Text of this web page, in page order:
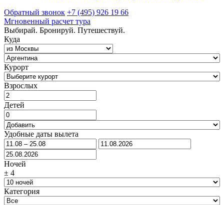
Обратный звонок +7 (495) 926 19 66
Мгновенный расчет тура
Выбирай. Бронируй. Путешествуй.
Куда
Курорт
Взрослых
Детей
Удобные даты вылета
Ночей
± 4
Категория